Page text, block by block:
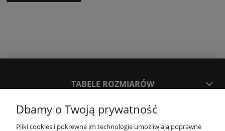
TABELE ROZMIARÓW
SPOSOBY PŁATNOŚCI ORAZ CZAS I KOSZTY DOSTAWY
DOSTAWY
Dbamy o Twoją prywatność
Pliki cookies i pokrewne im technologie umożliwiają poprawne